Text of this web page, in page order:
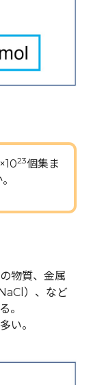
23個集ま
物質、金属
）、など
。
い。